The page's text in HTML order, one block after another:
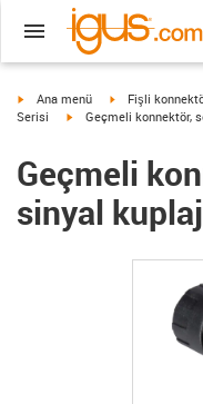
igus-icon-arrow-right
Ana menü igus-icon-
Fişli
Serisi
igus-icon-arrow-right
Geçmeli konnektör,
Geçmeli
sinyal